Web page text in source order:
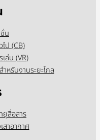
น
ป (CB)
ล่น (VR)
หรับงานระยะไกล
ยุสื่อสาร
าอากาศ